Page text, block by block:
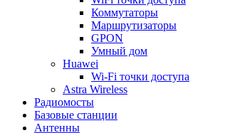
Коммутаторы
Маршрутизаторы
GPON
Умный дом
Huawei
Wi-Fi точки доступа
Astra Wireless
Радиомосты
Базовые станции
Антенны